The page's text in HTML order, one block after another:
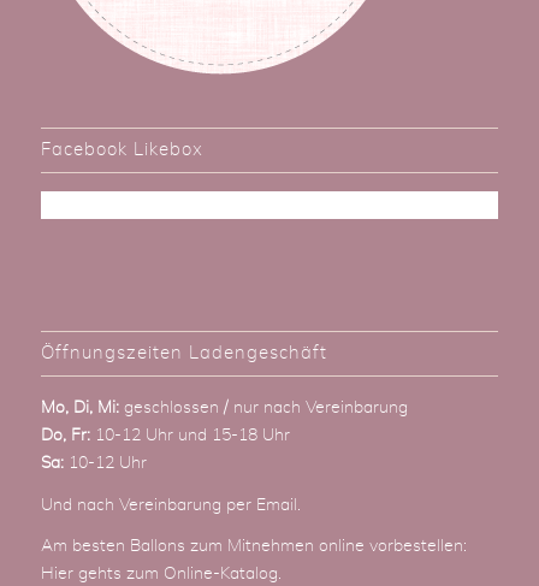
Facebook Likebox
Öffnungszeiten Ladengeschäft
Mo, Di, Mi:geschlossen / nur nach Vereinbarung
Do, Fr:10-12 Uhr und 15-18 Uhr
Sa:10-12 Uhr
Und nach Vereinbarung per Email
Am besten Ballons zum Mitnehmen online vorbestellen:
Hier gehts zum Online-Katalog.